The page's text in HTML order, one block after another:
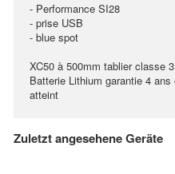
- Performance SI28
- prise USB
- blue spot
XC50 à 500mm tablier classe 3
Batterie Lithium garantie 4
atteint
Zuletzt angesehene Geräte